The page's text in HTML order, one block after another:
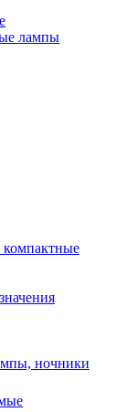
лампы
ночники